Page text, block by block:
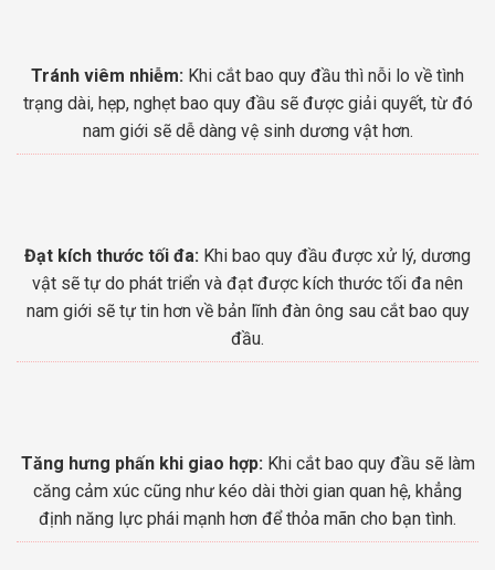
Tránh viêm nhiễm: Khi cắt bao quy đầu thì nỗi lo về tình
trạng dài, hẹp, nghẹt bao quy đầu sẽ được giải quyết, từ đó
nam giới sẽ dễ dàng vệ sinh dương vật hơn.
Đạt kích thước tối đa: Khi bao quy đầu được xử lý, dương
vật sẽ tự do phát triển và đạt được kích thước tối đa nên
nam giới sẽ tự tin hơn về bản lĩnh đàn ông sau cắt bao quy
đầu.
Tăng hưng phấn khi giao hợp: Khi cắt bao quy đầu sẽ làm
căng cảm xúc cũng như kéo dài thời gian quan hệ, khẳng
định năng lực phái mạnh hơn để thỏa mãn cho bạn tình.